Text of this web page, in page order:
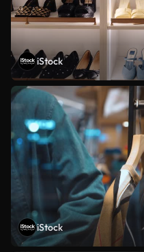
iStock
iStock